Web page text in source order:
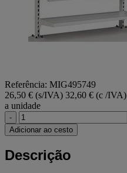
Referência: MIG495749
26,50 € (s/IVA) 32,60 € (c /IVA)
a unidade
-
Adicionar ao cesto
Descrição